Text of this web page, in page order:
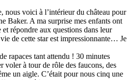
nous voici à l’intérieur du château pour
Baker. A ma surprise mes enfants ont
répondre aux questions dans leur
de cette star est impressionnante… Je
rapaces tant attendu ! 30 minutes
voler à tour de rôle des faucons, des
un aigle. C’était pour nous cinq une